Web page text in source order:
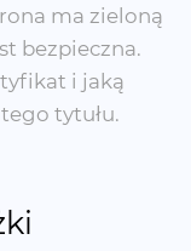
ma zieloną
bezpieczna.
i jaką
tytułu.